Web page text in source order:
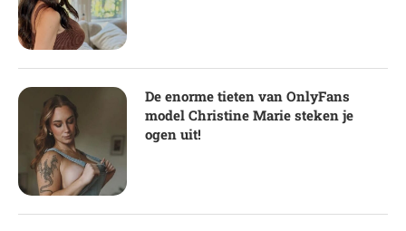
De enorme tieten van OnlyFans
model Christine Marie steken je
ogen uit!